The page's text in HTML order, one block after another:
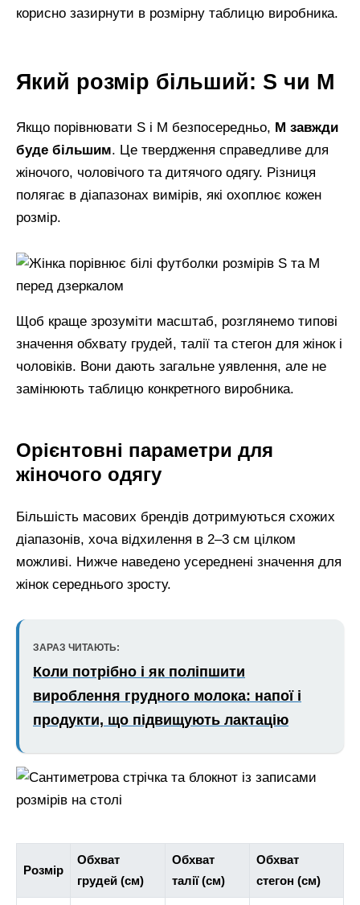
корисно зазирнути в розмірну таблицю виробника.
Який розмір більший: S чи M
Якщо порівнювати S і M безпосередньо, M завжди
буде більшим. Це твердження справедливе для
жіночого, чоловічого та дитячого одягу. Різниця
полягає в діапазонах вимірів, які охоплює кожен
розмір.
Щоб краще зрозуміти масштаб, розглянемо типові
значення обхвату грудей, талії та стегон для жінок і
чоловіків. Вони дають загальне уявлення, але не
замінюють таблицю конкретного виробника.
Орієнтовні параметри для
жіночого одягу
Більшість масових брендів дотримуються схожих
діапазонів, хоча відхилення в 2–3 см цілком
можливі. Нижче наведено усереднені значення для
жінок середнього зросту.
ЗАРАЗ ЧИТАЮТЬ:
Коли потрібно і як поліпшити
вироблення грудного молока: напої і
продукти, що підвищують лактацію
Розмір
Обхват
грудей (см)
Обхват
талії (см)
Обхват
стегон (см)